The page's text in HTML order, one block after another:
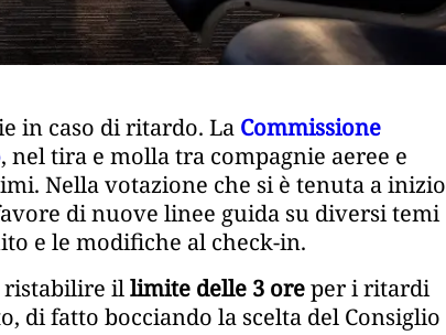
in caso di ritardo. La Commissione
, nel tira e molla tra compagnie aeree e
Nella votazione che si è tenuta a inizio
di nuove linee guida su diversi temi
e le modifiche al check-in.
ristabilire illimite delle 3 oreper i ritardi
di fatto bocciando la scelta del Consiglio